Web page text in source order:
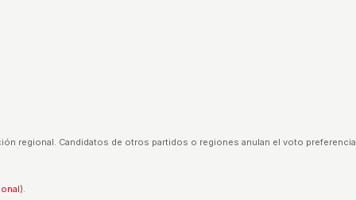
regional. Candidatos de otros partidos o regiones anulan el voto